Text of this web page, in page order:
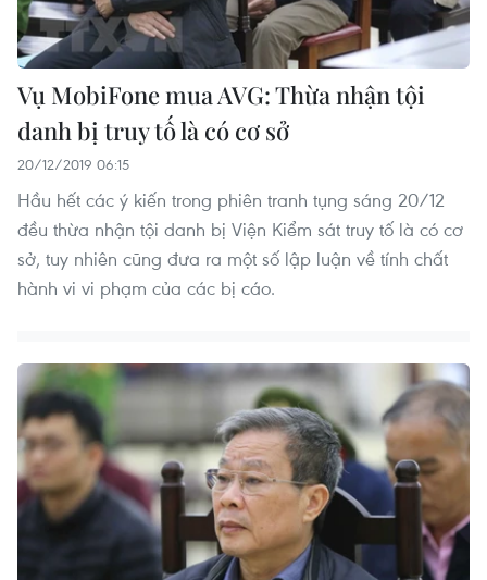
Vụ MobiFone mua AVG: Thừa nhận tội
danh bị truy tố là có cơ sở
20/12/2019 06:15
Hầu hết các ý kiến trong phiên tranh tụng sáng 20/12
đều thừa nhận tội danh bị Viện Kiểm sát truy tố là có cơ
sở, tuy nhiên cũng đưa ra một số lập luận về tính chất
hành vi vi phạm của các bị cáo.